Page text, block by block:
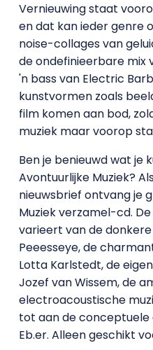
Vernieuwing staat
en dat kan ieder genre
noise-collages van
de ondefinieerbare mix
'n bass van Electric
kunstvormen zoals
film komen aan bod,
muziek maar voorop
Ben je benieuwd wat je
Avontuurlijke Muziek?
nieuwsbrief ontvang je
Muziek verzamel-cd.
varieert van de
Peeesseye, de
Lotta Karlstedt, de
Jozef van Wissem, de
electroacoustische
tot aan de conceptuele
Eb.er. Alleen geschikt